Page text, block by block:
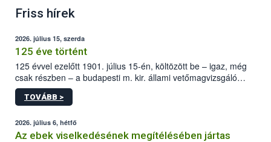
Friss hírek
2026. július 15, szerda
125 éve történt
125 évvel ezelőtt 1901. július 15-én, költözött be – igaz, még
csak részben – a budapesti m. kir. állami vetőmagvizsgáló
állomás a Kis Rókus utca 15. szám alatti, Czigler Győző által
tervezett új épületébe.
TOVÁBB >
2026. július 6, hétfő
Az ebek viselkedésének megítélésében jártas